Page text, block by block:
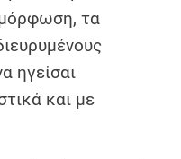
τα
ηγείσαι
και με